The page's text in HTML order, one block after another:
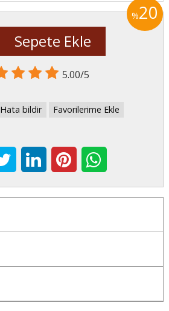
%20
Sepete Ekle
5.00/5
Hata bildir Favorilerime Ekle